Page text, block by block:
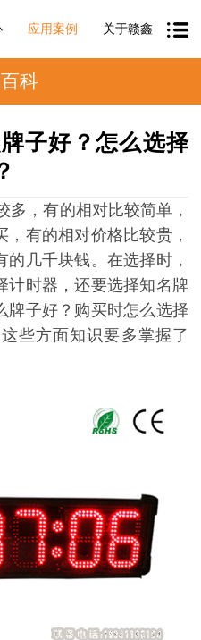
应用案例 关于赣鑫
科
子好？怎么选择
多，有的相对比较简单，
有的相对价格比较贵，
几千块钱。在选择时，
计时器，还要选择知名牌
牌子好？购买时怎么选择
些方面知识要多掌握了